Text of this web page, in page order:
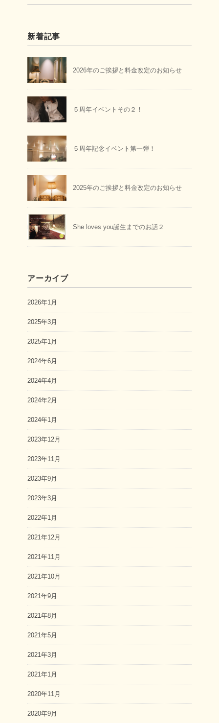
新着記事
2026年のご挨拶と料金改定のお知らせ
５周年イベントその２！
５周年記念イベント第一弾！
2025年のご挨拶と料金改定のお知らせ
She loves you誕生までのお話２
アーカイブ
2026年1月
2025年3月
2025年1月
2024年6月
2024年4月
2024年2月
2024年1月
2023年12月
2023年11月
2023年9月
2023年3月
2022年1月
2021年12月
2021年11月
2021年10月
2021年9月
2021年8月
2021年5月
2021年3月
2021年1月
2020年11月
2020年9月